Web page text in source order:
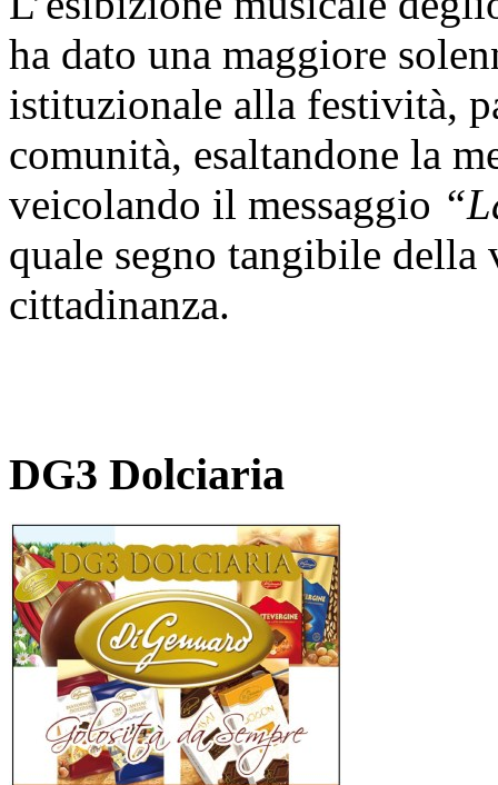
ha dato una maggiore
istituzionale alla festività,
comunità, esaltandone la
veicolando il messaggio
quale segno tangibile
cittadinanza.
DG3 Dolciaria